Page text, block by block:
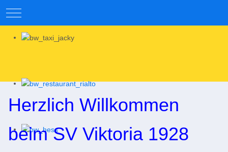
Mobile Menu Toggle
Herzlich Willkommen
beim SV Viktoria 1928